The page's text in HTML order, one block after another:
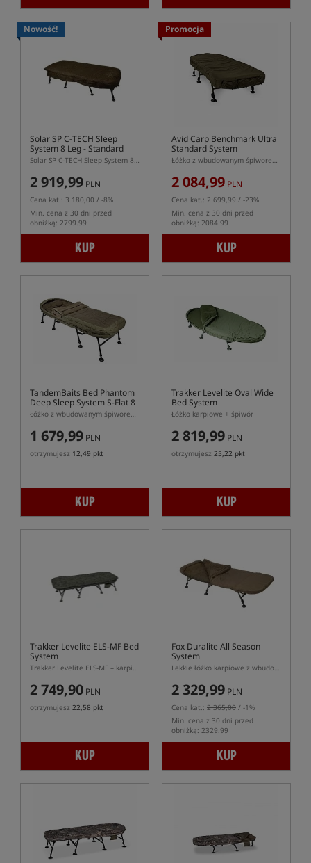
Nowość!
Solar SP C-TECH Sleep
System 8 Leg - Standard
Solar SP C-TECH Sleep System 8 Leg Standard – 8-nożny sleepsystem
2 919,99 PLN
Cena kat.: 3 180,00 / -8%
Min. cena z 30 dni przed
obniżką: 2799.99
KUP
Promocja
Avid Carp Benchmark Ultra
Standard System
Łóżko z wbudowanym śpiworem serii Ultra System
2 084,99 PLN
Cena kat.: 2 699,99 / -23%
Min. cena z 30 dni przed
obniżką: 2084.99
KUP
TandemBaits Bed Phantom
Deep Sleep System S-Flat 8
Legs
Łóżko z wbudowanym śpiworem (sleepsystem) na 8 nogach
1 679,99 PLN
otrzymujesz 12,49 pkt
KUP
Trakker Levelite Oval Wide
Bed System
Łóżko karpiowe + śpiwór
2 819,99 PLN
otrzymujesz 25,22 pkt
KUP
Trakker Levelite ELS-MF Bed
System
Trakker Levelite ELS-MF – karpiowy sleepsystem z materacem memory foam
2 749,90 PLN
otrzymujesz 22,58 pkt
KUP
Fox Duralite All Season
System
Lekkie łóżko karpiowe z wbudowanym śpiworem Ventec All Season
2 329,99 PLN
Cena kat.: 2 365,00 / -1%
Min. cena z 30 dni przed
obniżką: 2329.99
KUP